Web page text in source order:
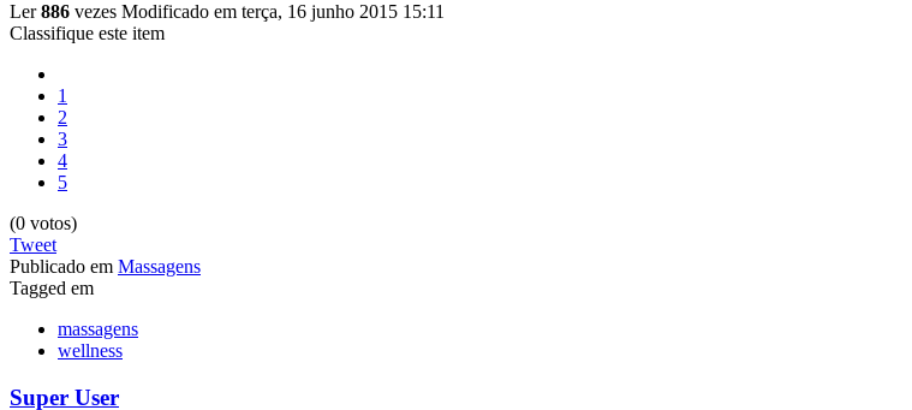
Ler886 vezes Modificado em terça, 16 junho 2015 15:11
Classifique este item
1
2
3
4
5
(0 votos)
Tweet
Publicado em Massagens
Tagged em
massagens
wellness
Super User